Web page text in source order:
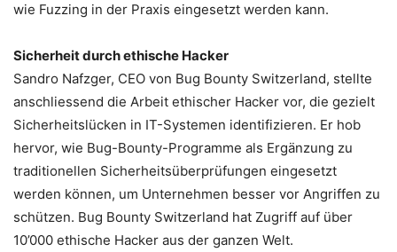
wie Fuzzing in der Praxis eingesetzt werden kann.
Sicherheit durch ethische Hacker
Sandro Nafzger, CEO von Bug Bounty Switzerland, stellte
anschliessend die Arbeit ethischer Hacker vor, die gezielt
Sicherheitslücken in IT-Systemen identifizieren. Er hob
hervor, wie Bug-Bounty-Programme als Ergänzung zu
traditionellen Sicherheitsüberprüfungen eingesetzt
werden können, um Unternehmen besser vor Angriffen zu
schützen. Bug Bounty Switzerland hat Zugriff auf über
10’000 ethische Hacker aus der ganzen Welt.